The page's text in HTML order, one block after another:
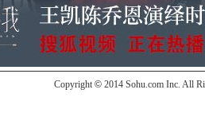
Copyright © 2014 Sohu.com Inc. All